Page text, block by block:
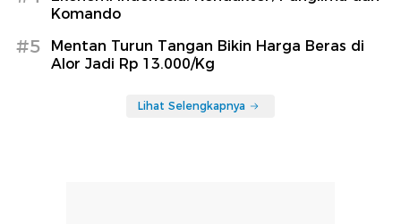
Komando
#5
Mentan Turun Tangan Bikin Harga Beras di
Alor Jadi Rp 13.000/Kg
Lihat Selengkapnya